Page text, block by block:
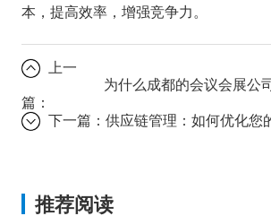
本，提高效率，增强竞争力。
上一
篇：
下一篇：供应链管理：如何优化您
推荐阅读